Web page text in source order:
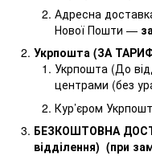
Адресна
Нової Пошти —
Укрпошта (ЗА
Укрпошта (До
центрами (без
Кур’єром
БЕЗКОШТОВНА
відділення) (при